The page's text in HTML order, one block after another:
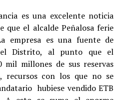
es una excelente noticia
que el alcalde Peñalosa ferie
empresa es una fuente de
Distrito, al punto que el
mil millones de sus reservas
recursos con los que no se
hubiese vendido ETB